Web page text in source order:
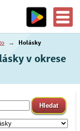
→ Holásky
v okrese